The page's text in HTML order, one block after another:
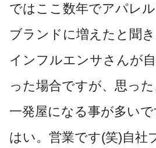
ではここ数年でアパレ
ブランドに増えたと聞き
インフルエンサさんが
った場合ですが、思っ
一発屋になる事が多いで
はい。営業です(笑)自社